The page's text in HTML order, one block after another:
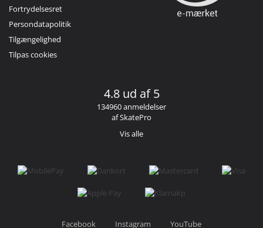
Fortrydelsesret
Persondatapolitik
Tilgængelighed
Tilpas cookies
4.8 ud af 5
134960 anmeldelser
af SkatePro
Vis alle
Facebook Instagram YouTube